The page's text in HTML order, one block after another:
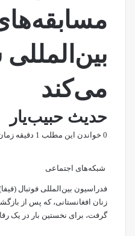
می‌کند
حدیث حبیب‌یار
0 خواندن این مطلب 1 دقیقه زمان میبرد
شبکه‌های اجتماعی
فدراسیون بین‌المللی فوتبال
زنان افغانستانی، که پس از
گرفت، برای نخستین بار در یک